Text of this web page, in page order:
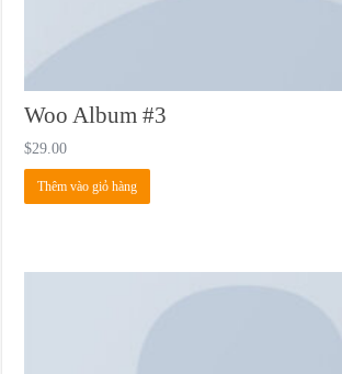
Woo Album #3
$29.00
Thêm vào giỏ hàng